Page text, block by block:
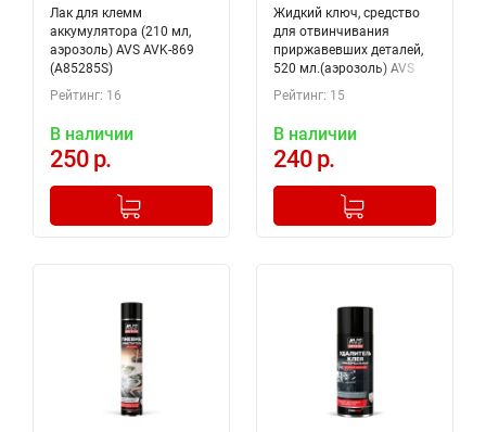
Лак для клемм
аккумулятора (210 мл,
аэрозоль) AVS AVK-869
(A85285S)
Рейтинг: 16
В наличии
250 р.
+
Добавлено в корзину
Жидкий ключ, средство
для отвинчивания
приржавевших деталей,
520 мл.(аэрозоль) AVS
AVK-192 (A07968S)
Рейтинг: 15
В наличии
240 р.
+
Добавлено в корзину